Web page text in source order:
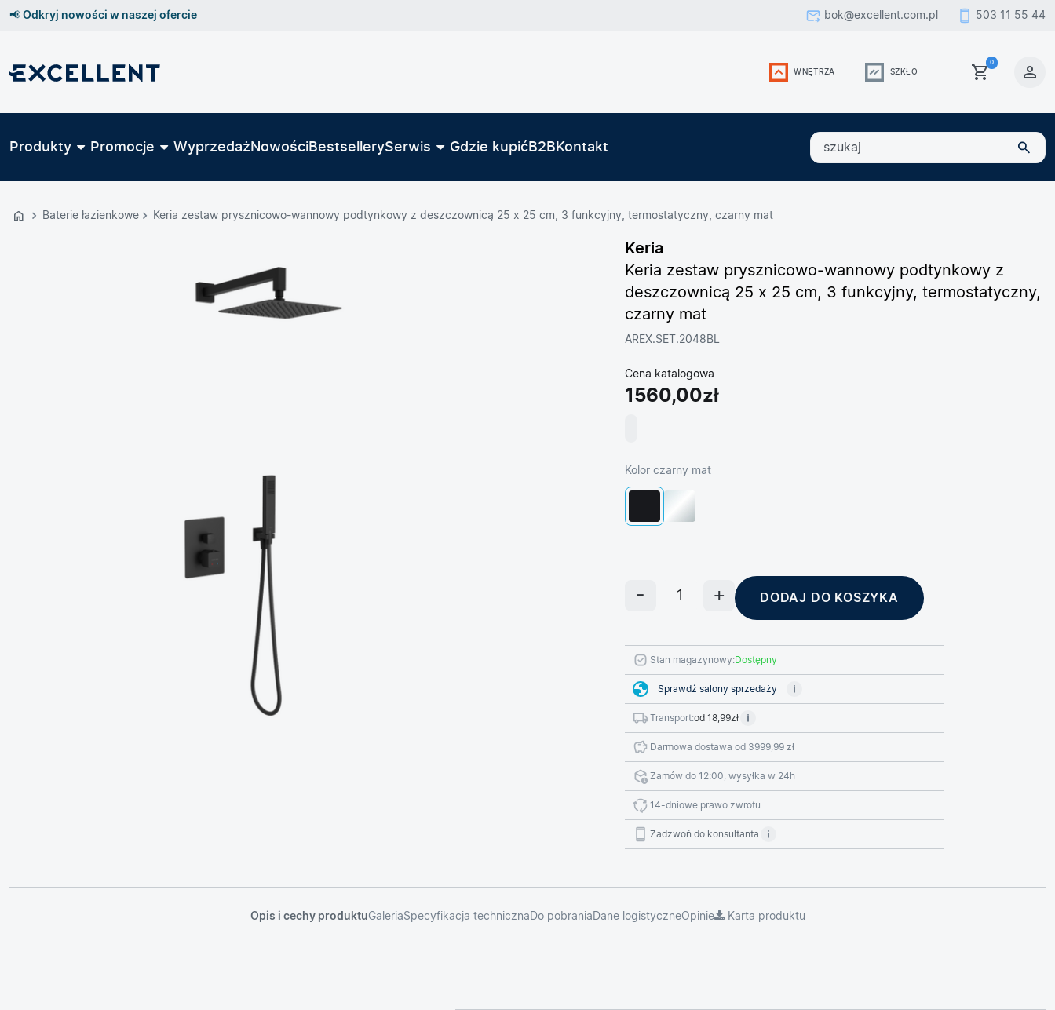
Przejdź
GŁÓWNEJ
📢 Odkryj nowości w naszej ofercie bok@excellent.com.pl 503 11 55 44
WNĘTRZA SZKŁO
0
Produkty Promocje Wyprzedaż NowościBestsellerySerwis Gdzie kupićB2B Kontakt
szukaj
Baterie łazienkowe Keria zestaw prysznicowo-wannowy podtynkowy z deszczownicą 25 x 25 cm, 3 funkcyjny, termostatyczny, czarny mat
Keria
Keria zestaw prysznicowo-wannowy podtynkowy z
deszczownicą 25 x 25 cm, 3 funkcyjny, termostatyczny,
czarny mat
AREX.SET.2048BL
Cena katalogowa
1560,00zł
Kolor czarny mat
DODAJ DO KOSZYKA
Stan magazynowy:Dostępny
Sprawdź salony sprzedaży
Transport:od 18,99zł
Darmowa dostawa od 3999,99 zł
Zamów do 12:00, wysyłka w 24h
14-dniowe prawo zwrotu
Zadzwoń do konsultanta
Opis i cechy produktuGaleriaSpecyfikacja techniczna Do pobrania Dane logistyczneOpinie Karta produktu